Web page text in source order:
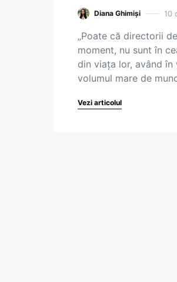
Diana Ghimiși 10
„Poate că directorii
moment, nu sunt în
din viața lor, având în
volumul mare de
Vezi articolul